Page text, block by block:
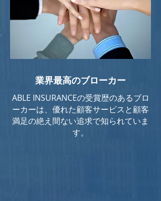
業界最高のブローカー
ABLE INSURANCEの受賞歴のあるブロ
ーカーは、優れた顧客サービスと顧客
満足の絶え間ない追求で知られていま
す。